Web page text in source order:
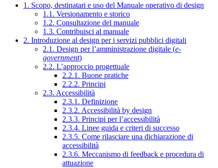
1. Scopo, destinatari e uso del Manuale operativo di design
1.1. Versionamento e storico
1.2. Consultazione del manuale
1.3. Contribuisci al manuale
2. Introduzione al design per i servizi pubblici digitali
2.1. Design per l’amministrazione digitale (e-
government)
2.2. L’approccio progettuale
2.2.1. Buone pratiche
2.2.2. Principi
2.3. Accessibilità
2.3.1. Definizione
2.3.2. Accessibilità by design
2.3.3. Principi per l’accessibilità
2.3.4. Linee guida e criteri di successo
2.3.5. Come rilasciare una dichiarazione di
accessibilità
2.3.6. Meccanismo di feedback e procedura di
attuazione